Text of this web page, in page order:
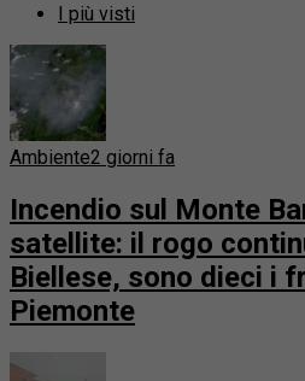
I più visti
Ambiente2 giorni fa
Incendio sul Monte
satellite: il rogo
Biellese, sono dieci i
Piemonte